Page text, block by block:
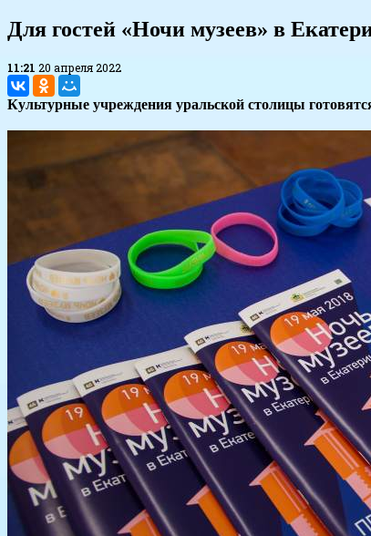
Для гостей «Ночи музеев» в
11:21 20 апреля 2022
Культурные учреждения уральской столицы